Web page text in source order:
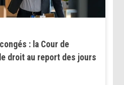
: la Cour de
droit au report des jours